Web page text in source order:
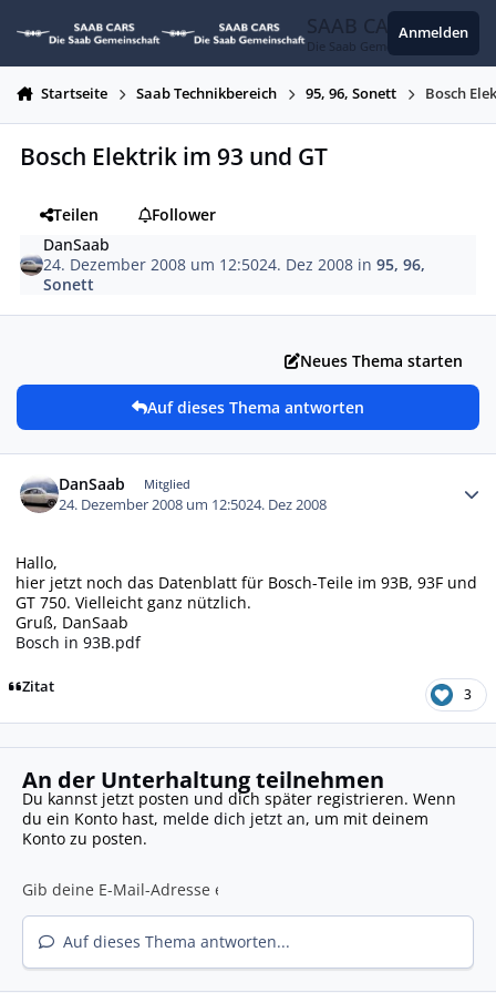
SAAB CARS
Die Saab Gemeinschaft
Anmelden
Startseite Saab Technikbereich 95, 96, Sonett Bosch
Bosch Elektrik im 93 und GT
Teilen
Follower
DanSaab
24. Dezember 2008 um 12:5024. Dez 2008 in95, 96,
Sonett
Neues Thema starten
Auf dieses Thema antworten
DanSaab Mitglied
24. Dezember 2008 um 12:5024. Dez 2008
Hallo,
hier jetzt noch das Datenblatt für Bosch-Teile im 93B, 93F und
GT 750. Vielleicht ganz nützlich.
Gruß, DanSaab
Bosch in 93B.pdf
Zitat 3
An der Unterhaltung teilnehmen
Du kannst jetzt posten und dich später registrieren. Wenn
du ein Konto hast, melde dich jetzt an, um mit deinem
Konto zu posten.
Auf dieses Thema antworten...